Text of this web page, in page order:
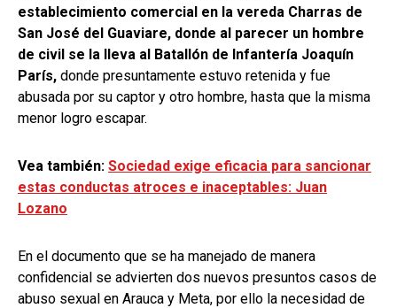
establecimiento comercial en la vereda Charras de
San José del Guaviare, donde al parecer un hombre
de civil se la lleva al Batallón de Infantería Joaquín
París, donde presuntamente estuvo retenida y fue
abusada por su captor y otro hombre, hasta que la misma
menor logro escapar.
Vea también: Sociedad exige eficacia para sancionar
estas conductas atroces e inaceptables: Juan
Lozano
En el documento que se ha manejado de manera
confidencial se advierten dos nuevos presuntos casos de
abuso sexual en Arauca y Meta, por ello la necesidad de